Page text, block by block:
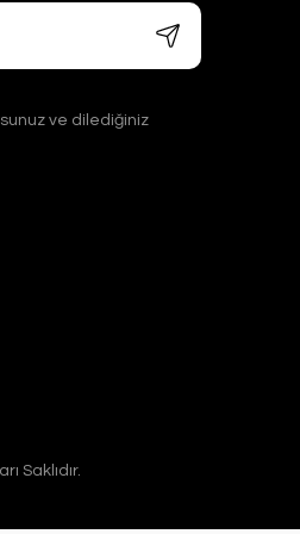
Bakır Sürahi
ve dilediğiniz
Saklıdır.